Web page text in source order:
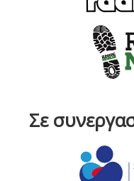
Σε